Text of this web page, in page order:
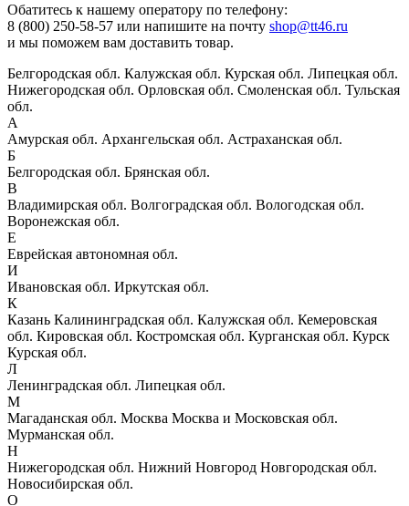
Обатитесь к нашему оператору по телефону:
8 (800) 250-58-57 или напишите на почту shop@tt46.ru
и мы поможем вам доставить товар.
Белгородская обл. Калужская обл. Курская обл. Липецкая обл.
Нижегородская обл. Орловская обл. Смоленская обл. Тульская
обл.
А
Амурская обл. Архангельская обл. Астраханская обл.
Б
Белгородская обл. Брянская обл.
В
Владимирская обл. Волгоградская обл. Вологодская обл.
Воронежская обл.
Е
Еврейская автономная обл.
И
Ивановская обл. Иркутская обл.
К
Казань Калининградская обл. Калужская обл. Кемеровская
обл. Кировская обл. Костромская обл. Курганская обл. Курск
Курская обл.
Л
Ленинградская обл. Липецкая обл.
М
Магаданская обл. Москва Москва и Московская обл.
Мурманская обл.
Н
Нижегородская обл. Нижний Новгород Новгородская обл.
Новосибирская обл.
О